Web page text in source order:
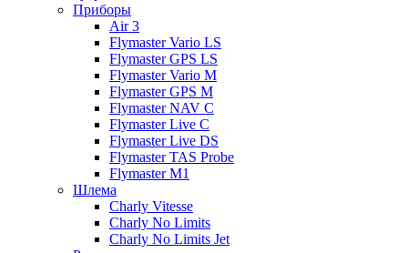
Приборы
Air 3
Flymaster Vario LS
Flymaster GPS LS
Flymaster Vario M
Flymaster GPS M
Flymaster NAV C
Flymaster Live C
Flymaster Live DS
Flymaster TAS Probe
Flymaster M1
Шлема
Charly Vitesse
Charly No Limits
Charly No Limits Jet